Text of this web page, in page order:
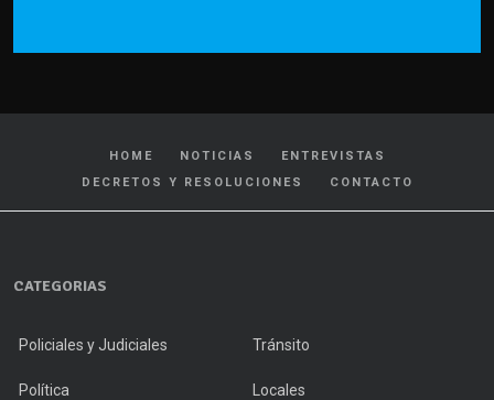
HOME NOTICIAS
ENTREVISTAS
DECRETOS Y RESOLUCIONES
CONTACTO
CATEGORIAS
Policiales y Judiciales Tránsito
Política Locales